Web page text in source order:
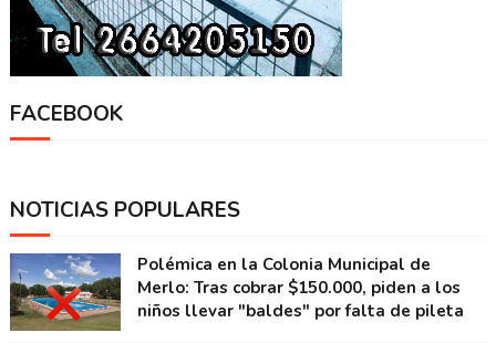
FACEBOOK
NOTICIAS POPULARES
Polémica en la Colonia Municipal de
Merlo: Tras cobrar $150.000, piden a los
niños llevar "baldes" por falta de pileta